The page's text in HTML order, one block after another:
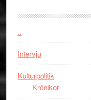
..
Intervju
Kulturpolitik
Krönikor